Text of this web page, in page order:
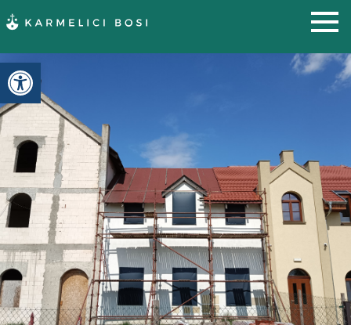
Otwórz pasek narzędzi